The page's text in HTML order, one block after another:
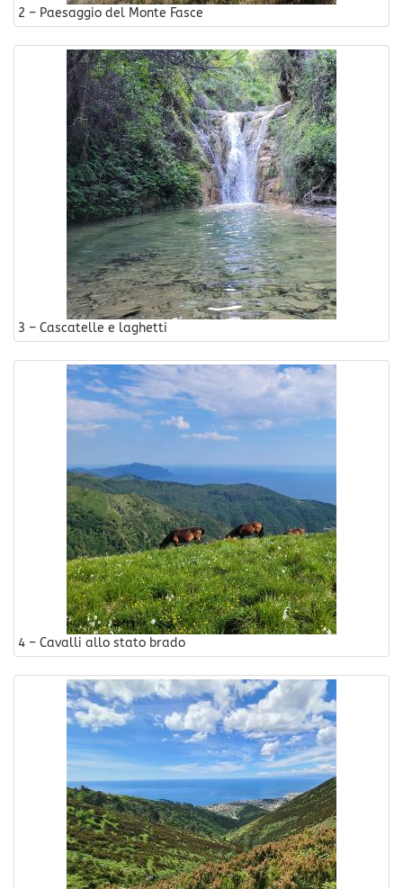
2 – Paesaggio del Monte Fasce
3 – Cascatelle e laghetti
4 – Cavalli allo stato brado